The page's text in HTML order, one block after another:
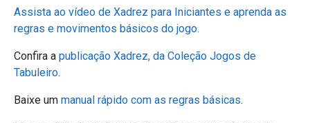
Assista ao vídeo de Xadrez para Iniciantes e aprenda as
regras e movimentos básicos do jogo.
Confira a publicação Xadrez, da Coleção Jogos de
Tabuleiro.
Baixe um manual rápido com as regras básicas.